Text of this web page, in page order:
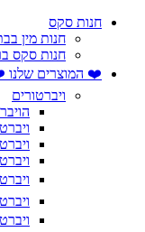
חנות סקס
חנות מין
חנות סקס
❤️ המוצרים שלנו
ויברטורים